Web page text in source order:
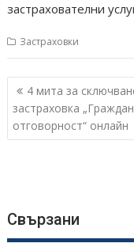
застрахователни
Застраховки
Навигация
4 мита за
застраховка
отговорност“ онлайн
Свързани